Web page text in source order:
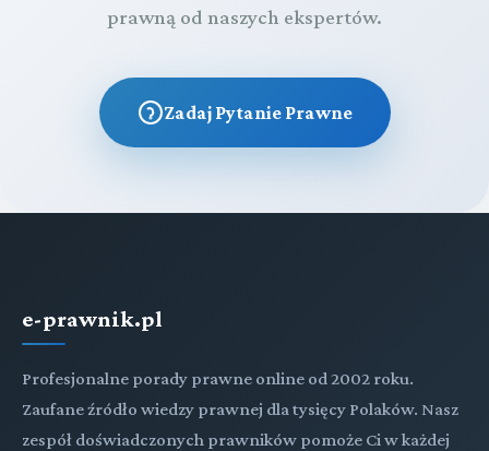
prawną od naszych ekspertów.
Zadaj Pytanie Prawne
e-prawnik.pl
Profesjonalne porady prawne online od 2002 roku.
Zaufane źródło wiedzy prawnej dla tysięcy Polaków. Nasz
zespół doświadczonych prawników pomoże Ci w każdej